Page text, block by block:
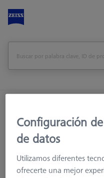
Accesorios para máquinas
Racks de Sensores
visión de conjunto
Configuración
de datos
Utilizamos diferentes
ofrecerte una mejor